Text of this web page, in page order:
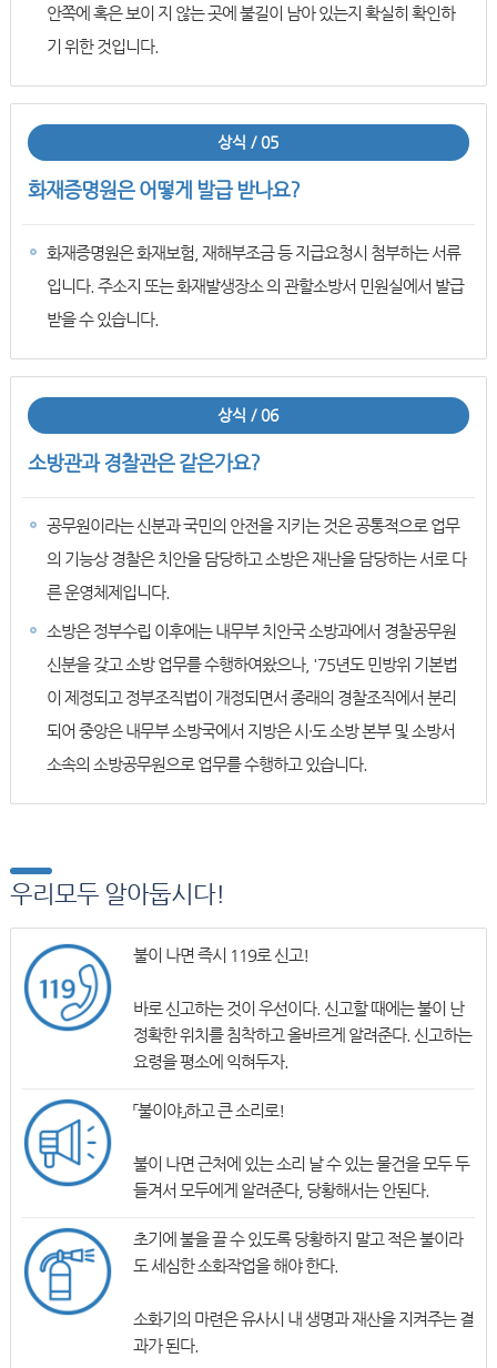
안쪽에 혹은 보이 지 않는 곳에 불길이 남아 있는지 확실히 확인하
기 위한 것입니다.
상식 / 05
화재증명원은 어떻게 발급 받나요?
화재증명원은 화재보험, 재해부조금 등 지급요청시 첨부하는 서류
입니다. 주소지 또는 화재발생장소 의 관할소방서 민원실에서 발급
받을 수 있습니다.
상식 / 06
소방관과 경찰관은 같은가요?
공무원이라는 신분과 국민의 안전을 지키는 것은 공통적으로 업무
의 기능상 경찰은 치안을 담당하고 소방은 재난을 담당하는 서로 다
른 운영체제입니다.
소방은 정부수립 이후에는 내무부 치안국 소방과에서 경찰공무원
신분을 갖고 소방 업무를 수행하여왔으나, '75년도 민방위 기본법
이 제정되고 정부조직법이 개정되면서 종래의 경찰조직에서 분리
되어 중앙은 내무부 소방국에서 지방은 시·도 소방 본부 및 소방서
소속의 소방공무원으로 업무를 수행하고 있습니다.
우리모두 알아둡시다!
불이 나면 즉시 119로 신고!
바로 신고하는 것이 우선이다. 신고할 때에는 불이 난
정확한 위치를 침착하고 올바르게 알려준다. 신고하는
요령을 평소에 익혀두자.
「불이야」하고 큰 소리로!
불이 나면 근처에 있는 소리 날 수 있는 물건을 모두 두
들겨서 모두에게 알려준다, 당황해서는 안된다.
초기에 불을 끌 수 있도록 당황하지 말고 적은 불이라
도 세심한 소화작업을 해야 한다.
소화기의 마련은 유사시 내 생명과 재산을 지켜주는 결
과가 된다.